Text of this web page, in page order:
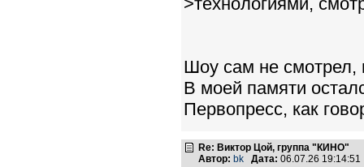
Шоу сам не смотрел,
В моей памяти
Первопресс, как
Re: Виктор Цой, группа "КИНО"
Автор: bk Дата: 06.07.26